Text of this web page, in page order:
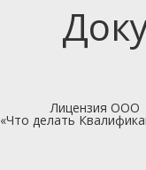
Лицензия ООО
«Что делать